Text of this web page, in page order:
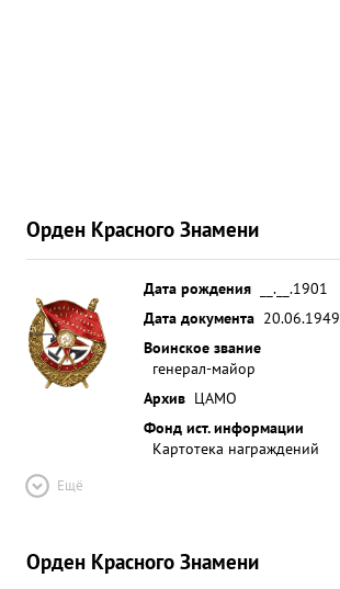
Орден Красного Знамени
Дата рождения
__.__.1901
Дата документа 20.06.1949
Воинское звание
генерал-майор
Архив ЦАМО
Фонд ист. информации
Картотека награждений
Ещё
Орден Красного Знамени